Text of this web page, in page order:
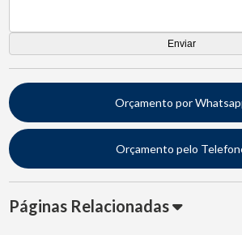
Orçamento por
Orçamento pelo
Páginas Relacionadas